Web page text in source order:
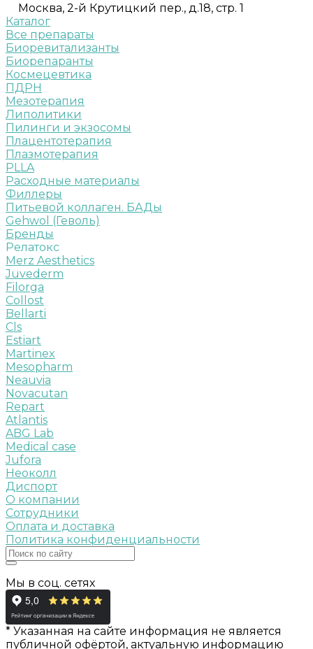
Москва, 2-й Крутицкий пер., д.18, стр. 1
Каталог
Все препараты
Биоревитализанты
Биорепаранты
Космецевтика
ПДРН
Мезотерапия
Липолитики
Пилинги и экзосомы
Плацентотерапия
Плазмотерапия
PLLA
Расходные материалы
Филлеры
Питьевой коллаген. БАДы
Gehwol (Геволь)
Бренды
Релатокс
Merz Aesthetics
Juvederm
Filorga
Collost
Bellarti
Cls
Estiart
Martinex
Mesopharm
Neauvia
Novacutan
Repart
Atlantis
ABG Lab
Medical case
Jufora
Неоколл
Диспорт
О компании
Сотрудники
Оплата и доставка
Политика конфиденциальности
Мы в соц. сетях
* Указанная на сайте информация не является
публичной офёртой, актуальную информацию